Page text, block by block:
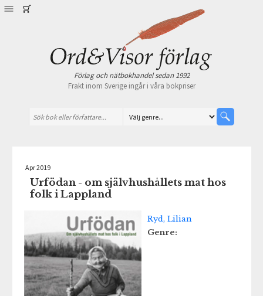
Förlag och nätbokhandel sedan 1992
Frakt inom Sverige ingår i våra bokpriser
Apr 2019
Urfödan - om självhushållets mat hos
folk i Lappland
Ryd, Lilian
Genre: